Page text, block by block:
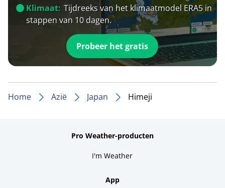
Klimaat: Tijdreeks van het klimaatmodel ERA5 in
stappen van 10 dagen.
Probeer het gratis
Home Azië Japan Himeji
Pro Weather-producten
I'm Weather
App